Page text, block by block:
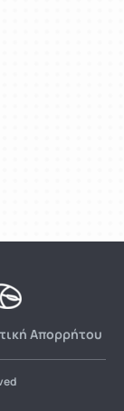
Απορρήτου